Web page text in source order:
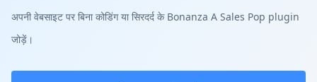
अपनी वेबसाइट पर बिना कोडिंग या सिरदर्द के Bonanza A Sales Pop plugin
जोड़ें।